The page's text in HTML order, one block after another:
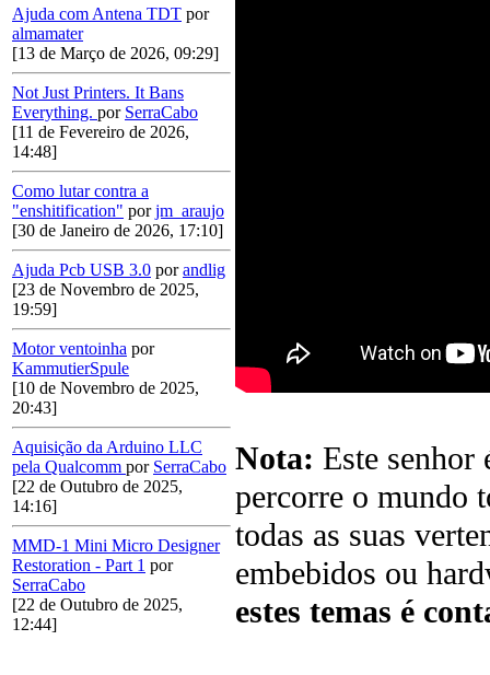
Ajuda com Antena TDT por
almamater
[13 de Março de 2026, 09:29]
Not Just Printers. It Bans
Everything. por SerraCabo
[11 de Fevereiro de 2026,
14:48]
Como lutar contra a
"enshitification" porjm_araujo
[30 de Janeiro de 2026, 17:10]
Ajuda Pcb USB 3.0 porandlig
[23 de Novembro de 2025,
19:59]
Motor ventoinha por
KammutierSpule
[10 de Novembro de 2025,
20:43]
Aquisição da Arduino LLC
pela Qualcomm por SerraCabo
[22 de Outubro de 2025,
14:16]
MMD-1 Mini Micro Designer
Restoration - Part 1 por
SerraCabo
[22 de Outubro de 2025,
12:44]
Nota: Este senhor
percorre o mundo
todas as suas
embebidos ou
estes temas é